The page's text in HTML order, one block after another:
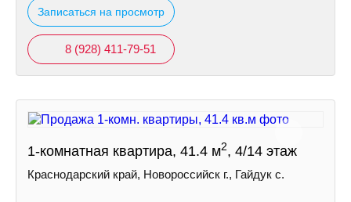
Записаться на просмотр
8 (928) 411-79-51
1-комнатная квартира, 41.4 м2, 4/14 этаж
Краснодарский край, Новороссийск г., Гайдук с.